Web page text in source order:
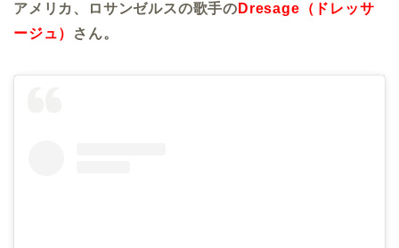
アメリカ、ロサンゼルスの歌手の Dresage（ドレッサ
ージュ）
さん。